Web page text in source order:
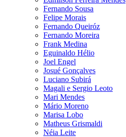
Fernando Sousa
Felipe Morais
Fernando Queiróz
Fernando Moreira
Frank Medina
Eguinaldo Hélio
Joel Engel
Josué Gonçalves
Luciano Subirá
Magali e Sergio Leoto
Mari Mendes
Mário Moreno
Marisa Lobo
Matheus Grismaldi
Néia Leite